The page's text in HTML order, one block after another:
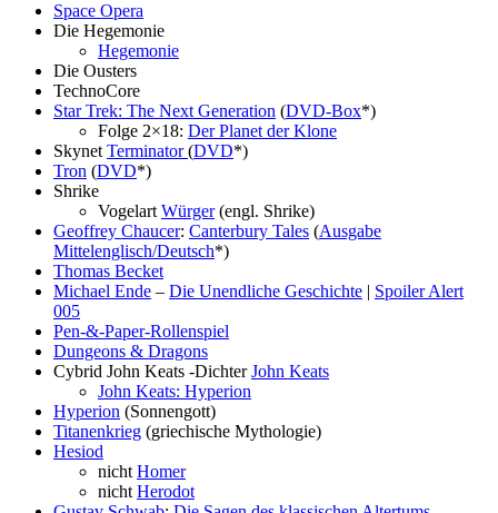
Space Opera
Die Hegemonie
Hegemonie
Die Ousters
TechnoCore
Star Trek: The Next Generation (DVD-Box*)
Folge 2×18: Der Planet der Klone
Skynet Terminator(DVD*)
Tron (DVD*)
Shrike
Vogelart Würger(engl. Shrike)
Geoffrey Chaucer: Canterbury Tales (Ausgabe
Mittelenglisch/Deutsch*)
Thomas Becket
Michael Ende – Die Unendliche Geschichte | Spoiler Alert
005
Pen-&-Paper-Rollenspiel
Dungeons & Dragons
Cybrid John Keats -DichterJohn Keats
John Keats: Hyperion
Hyperion (Sonnengott)
Titanenkrieg (griechische Mythologie)
Hesiod
nicht Homer
nicht Herodot